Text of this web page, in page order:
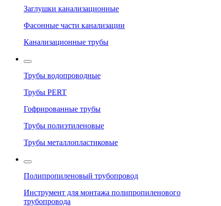
Заглушки канализационные
Фасонные части канализации
Канализационные трубы
Трубы водопроводные
Трубы PERT
Гофрированные трубы
Трубы полиэтиленовые
Трубы металлопластиковые
Полипропиленовый трубопровод
Инструмент для монтажа полипропиленового
трубопровода